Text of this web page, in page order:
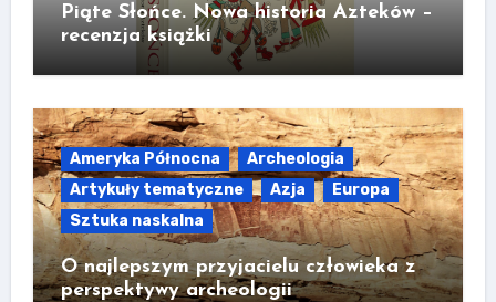
Piąte Słońce. Nowa historia Azteków –
recenzja książki
Ameryka Północna
Archeologia
Artykuły tematyczne
Azja
Europa
Sztuka naskalna
O najlepszym przyjacielu człowieka z
perspektywy archeologii